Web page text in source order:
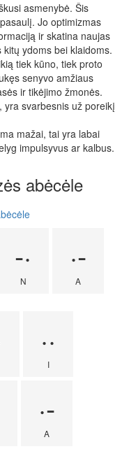
asmenybė. Šis
Jo optimizmas
ir skatina naujas
ydoms bei klaidoms.
tiek kūno, tiek proto
senyvo amžiaus
ir tikėjimo žmonės.
svarbesnis už poreikį
mažai, tai yra labai
impulsyvus ar kalbus.
abėcėle
-·
N
·-
A
··
I
·-
A